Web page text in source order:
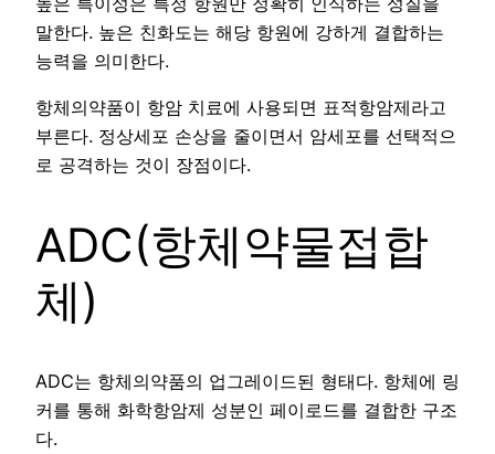
말한다. 높은 친화도는 해당 항원에 강하게 결합하는
능력을 의미한다.
항체의약품이 항암 치료에 사용되면 표적항암제라고
부른다. 정상세포 손상을 줄이면서 암세포를 선택적으
로 공격하는 것이 장점이다.
ADC(항체약물접합
체)
ADC는 항체의약품의 업그레이드된 형태다. 항체에 링
커를 통해 화학항암제 성분인 페이로드를 결합한 구조
다.